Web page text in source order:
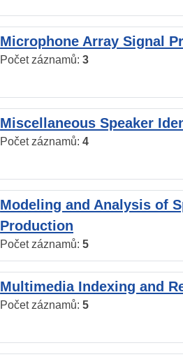
Microphone Array Signal
Počet záznamů: 3
Miscellaneous Speaker
Počet záznamů: 4
Modeling and Analysis of
Production
Počet záznamů: 5
Multimedia Indexing and
Počet záznamů: 5